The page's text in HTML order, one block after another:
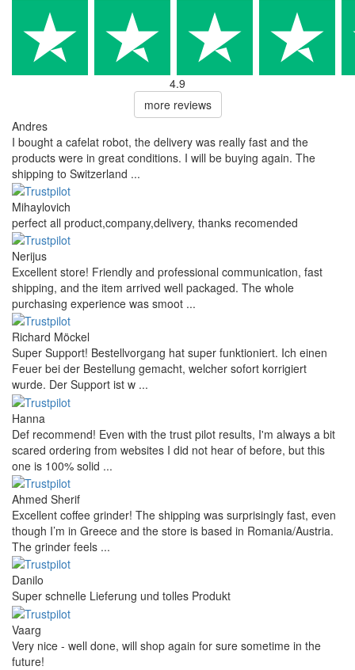
4.9
more reviews
Andres
I bought a cafelat robot, the delivery was really fast and the
products were in great conditions. I will be buying again. The
shipping to Switzerland ...
Mihaylovich
perfect all product,company,delivery, thanks recomended
Nerijus
Excellent store! Friendly and professional communication, fast
shipping, and the item arrived well packaged. The whole
purchasing experience was smoot ...
Richard Möckel
Super Support! Bestellvorgang hat super funktioniert. Ich einen
Feuer bei der Bestellung gemacht, welcher sofort korrigiert
wurde. Der Support ist w ...
Hanna
Def recommend! Even with the trust pilot results, I'm always a bit
scared ordering from websites I did not hear of before, but this
one is 100% solid ...
Ahmed Sherif
Excellent coffee grinder! The shipping was surprisingly fast, even
though I’m in Greece and the store is based in Romania/Austria.
The grinder feels ...
Danilo
Super schnelle Lieferung und tolles Produkt
Vaarg
Very nice - well done, will shop again for sure sometime in the
future!